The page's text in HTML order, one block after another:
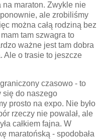
na maraton. Zwykle nie
ale zrobiliśmy
można całą rodziną bez
tam szwagra to
ważne jest tam dobra
Ale o trasie to jeszcze
czasowo - to
się do naszego
prosto na expo. Nie było
rzeczy nie powalał, ale
całkiem fajna. W
maratońską - spodobała